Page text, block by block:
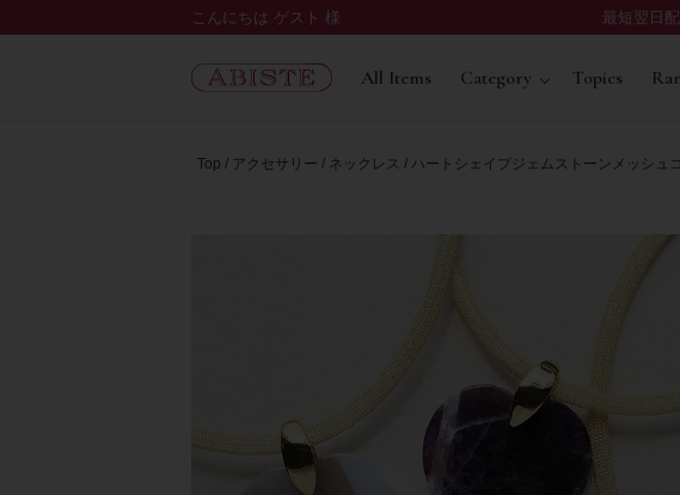
こんにちは ゲスト 様 最短翌日
All Items Category Topics
Top アクセサリー ネックレス ハートシェイプジェムストーンメッシュ